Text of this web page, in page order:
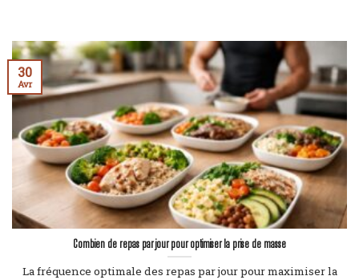
Combien de repas par jour pour optimiser la prise de masse
La fréquence optimale des repas par jour pour maximiser la
30
Avr